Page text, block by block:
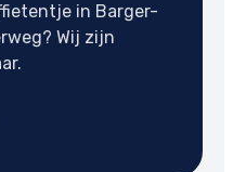
in Barger-
Wij zijn